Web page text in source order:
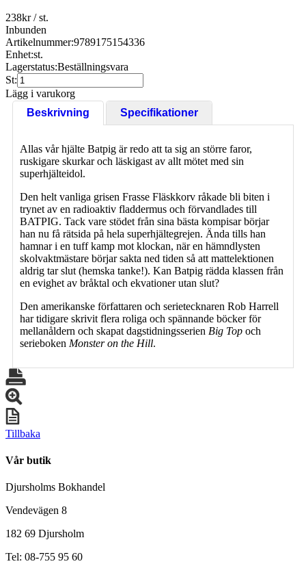
238kr/ st.
Inbunden
Artikelnummer:9789175154336
Enhet:st.
Lagerstatus:Beställningsvara
St:
Lägg i varukorg
Beskrivning
Specifikationer
Allas vår hjälte Batpig är redo att ta sig an större faror,
ruskigare skurkar och läskigast av allt mötet med sin
superhjälteidol.
Den helt vanliga grisen Frasse Fläskkorv råkade bli biten i
trynet av en radioaktiv fladdermus och förvandlades till
BATPIG. Tack vare stödet från sina bästa kompisar börjar
han nu få rätsida på hela superhjältegrejen. Ända tills han
hamnar i en tuff kamp mot klockan, när en hämndlysten
skolvaktmästare börjar sakta ned tiden så att mattelektionen
aldrig tar slut (hemska tanke!). Kan Batpig rädda klassen från
en evighet av bråktal och ekvationer utan slut?
Den amerikanske författaren och serietecknaren Rob Harrell
har tidigare skrivit flera roliga och spännande böcker för
mellanåldern och skapat dagstidningsserien Big Top och
serieboken Monster on the Hill.
Tillbaka
Vår butik
Djursholms Bokhandel
Vendevägen 8
182 69 Djursholm
Tel: 08-755 95 60